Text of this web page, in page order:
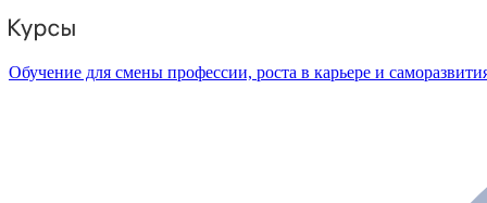
Обучение для смены профессии, роста в карьере и